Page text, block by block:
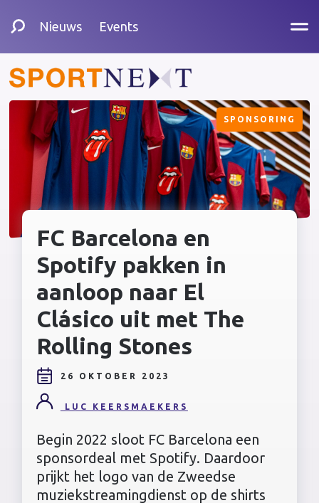
Nieuws Events
SPONSORING
FC Barcelona en
Spotify pakken in
aanloop naar El
Clásico uit met The
Rolling Stones
26 OKTOBER 2023
LUC KEERSMAEKERS
Begin 2022 sloot FC Barcelona een
sponsordeal met Spotify. Daardoor
prijkt het logo van de Zweedse
muziekstreamingdienst op de shirts